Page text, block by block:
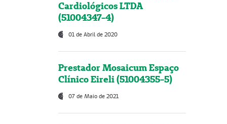
Cardiológicos LTDA
(51004347-4)
01 de Abril de 2020
Prestador Mosaicum Espaço
Clínico Eireli (51004355-5)
07 de Maio de 2021